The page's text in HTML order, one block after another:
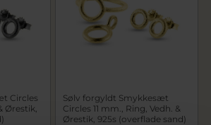
Circles
Ørestik,
Sølv forgyldt Smykkesæt
Circles 11 mm., Ring, Vedh. &
Ørestik, 925s (overflade sand)